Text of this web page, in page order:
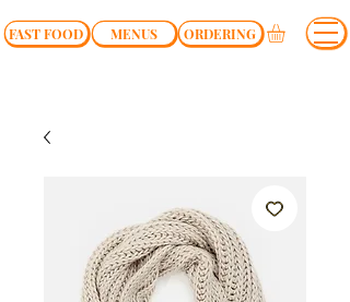
FAST FOOD MENUS ORDERING